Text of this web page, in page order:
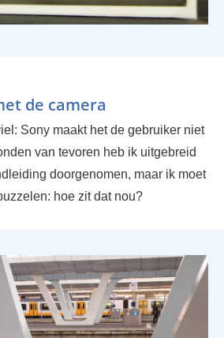
de camera
Sony maakt het de gebruiker niet
van tevoren heb ik uitgebreid
doorgenomen, maar ik moet
hoe zit dat nou?